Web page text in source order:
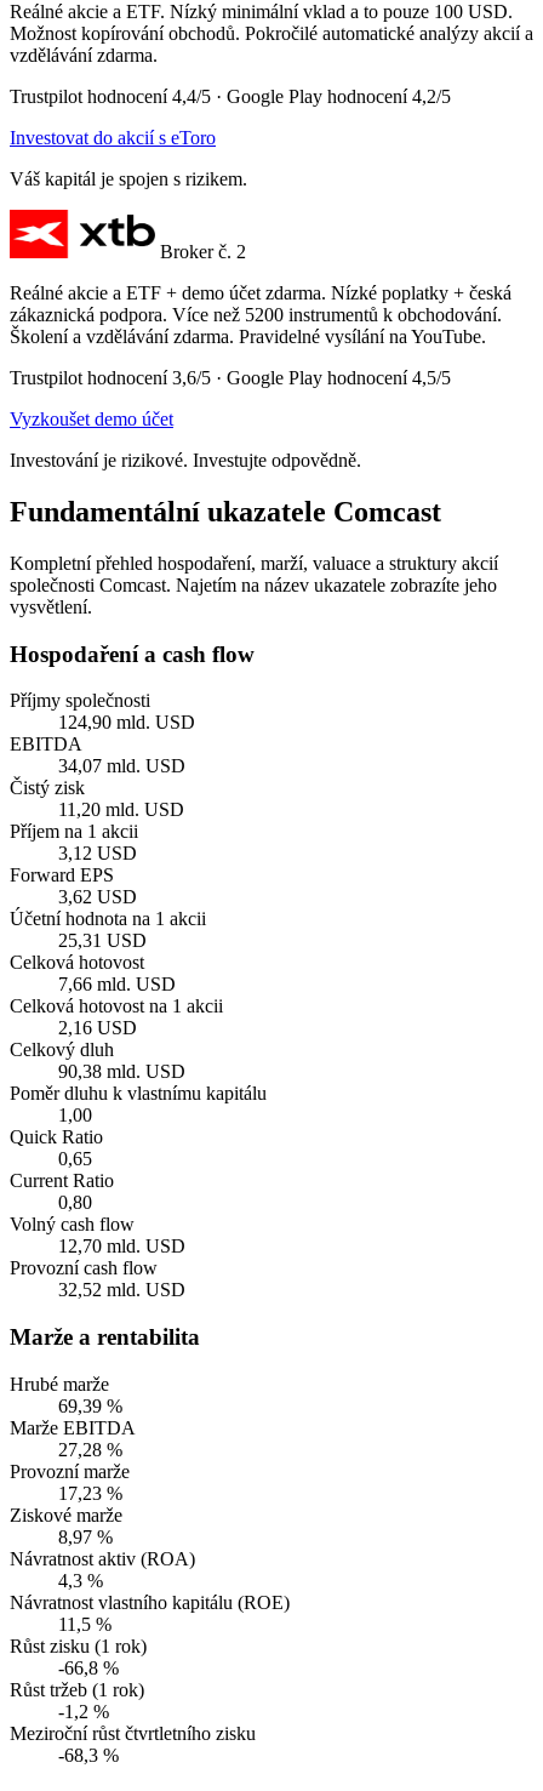
Reálné akcie a ETF. Nízký minimální vklad a to pouze 100 USD.
Možnost kopírování obchodů. Pokročilé automatické analýzy akcií a
vzdělávání zdarma.
Trustpilot hodnocení 4,4/5 · Google Play hodnocení 4,2/5
Investovat do akcií s eToro
Váš kapitál je spojen s rizikem.
Broker č. 2
Reálné akcie a ETF + demo účet zdarma. Nízké poplatky + česká
zákaznická podpora. Více než 5200 instrumentů k obchodování.
Školení a vzdělávání zdarma. Pravidelné vysílání na YouTube.
Trustpilot hodnocení 3,6/5 · Google Play hodnocení 4,5/5
Vyzkoušet demo účet
Investování je rizikové. Investujte odpovědně.
Fundamentální ukazatele Comcast
Kompletní přehled hospodaření, marží, valuace a struktury akcií
společnosti Comcast. Najetím na název ukazatele zobrazíte jeho
vysvětlení.
Hospodaření a cash flow
Příjmy společnosti
124,90 mld. USD
EBITDA
34,07 mld. USD
Čistý zisk
11,20 mld. USD
Příjem na 1 akcii
3,12 USD
Forward EPS
3,62 USD
Účetní hodnota na 1 akcii
25,31 USD
Celková hotovost
7,66 mld. USD
Celková hotovost na 1 akcii
2,16 USD
Celkový dluh
90,38 mld. USD
Poměr dluhu k vlastnímu kapitálu
1,00
Quick Ratio
0,65
Current Ratio
0,80
Volný cash flow
12,70 mld. USD
Provozní cash flow
32,52 mld. USD
Marže a rentabilita
Hrubé marže
69,39 %
Marže EBITDA
27,28 %
Provozní marže
17,23 %
Ziskové marže
8,97 %
Návratnost aktiv (ROA)
4,3 %
Návratnost vlastního kapitálu (ROE)
11,5 %
Růst zisku (1 rok)
-66,8 %
Růst tržeb (1 rok)
-1,2 %
Meziroční růst čtvrtletního zisku
-68,3 %